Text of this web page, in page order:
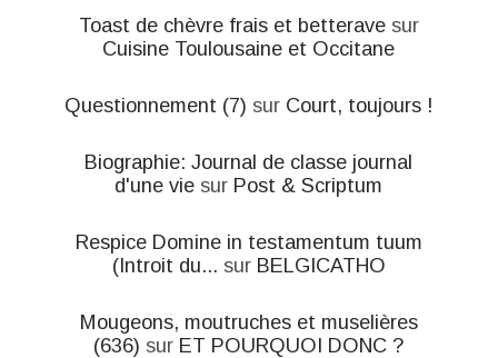
Toast de chèvre frais et betteravesur
Cuisine Toulousaine et Occitane
Questionnement (7) sur Court, toujours !
Biographie: Journal de classe journal
d'une vie sur Post & Scriptum
Respice Domine in testamentum tuum
(Introit du... sur BELGICATHO
Mougeons, moutruches et muselières
(636) sur ET POURQUOI DONC ?